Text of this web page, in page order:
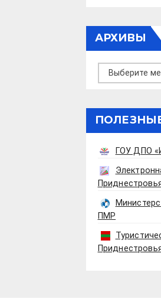
АРХИВЫ
Архивы
ГОУ ДПО
ПМР